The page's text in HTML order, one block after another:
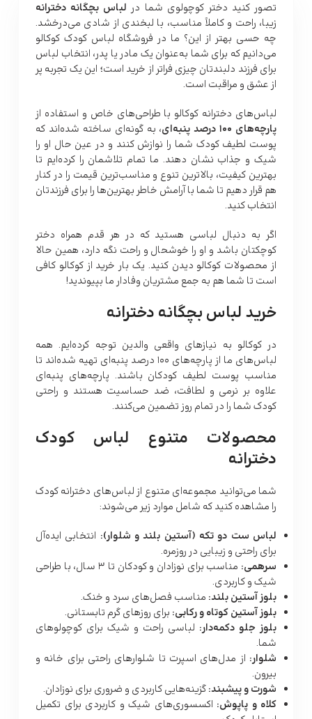
تصور کنید دختر کوچولوی شما در لباس بچگانه دخترانه
زیبا، راحت و کاملاً مناسب، با لبخندی از شادی می‌درخشد.
چه حسی بهتر از این؟ ما در فروشگاه لباس کودک کوکالو
می‌دانیم که برای شما به‌عنوان یک مادر یا پدر، انتخاب لباس
برای فرزند دلبندتان چیزی فراتر از خرید است؛ این یک تجربه پر
از عشق و مراقبت است.
لباس‌های دخترانه کوکالو با طراحی‌های خاص و استفاده از
پارچه‌های 100 درصد پنبه‌ای
، به گونه‌ای ساخته شده‌اند که
پوست لطیف کودک شما را نوازش کنند و در عین حال او را
شیک و جذاب نشان دهند. ما تمام تلاشمان را کرده‌ایم تا
بهترین کیفیت، بالاترین تنوع و مناسب‌ترین قیمت را در کنار
هم قرار دهیم تا شما با آرامش خاطر بهترین‌ها را برای فرزندتان
انتخاب کنید.
اگر به دنبال لباسی هستید که در هر قدم همراه دختر
کوچکتان باشد و او را خوشحال و راحت نگه دارد، همین حالا
از محصولات کوکالو دیدن کنید. یک بار خرید از کوکالو کافی
است تا شما هم به جمع مشتریان وفادار ما بپیوندید!
خرید لباس بچگانه دخترانه
در کوکالو به نیازهای واقعی والدین توجه کرده‌ایم. همه
لباس‌های ما از پارچه‌های 100 درصد پنبه‌ای تهیه شده‌اند تا
مناسب پوست لطیف کودکان باشند. پارچه‌های پنبه‌ای
علاوه بر نرمی و لطافت، ضد حساسیت هستند و راحتی
کودک شما را در تمام روز تضمین می‌کنند.
محصولات متنوع لباس كودک
دخترانه
شما می‌توانید مجموعه‌ای متنوع از لباس‌های دخترانه کودک
را مشاهده کنید که شامل موارد زیر می‌شوند:
لباس ست دو تکه (آستین بلند و شلوار): انتخابی ایده‌آل
برای راحتی و زیبایی در روزمره.
سرهمی:
مناسب برای نوزادان و کودکان تا 3 سال، با طراحی
شیک و کاربردی.
بلوز آستین بلند: مناسب فصل‌های سرد و خنک.
بلوز آستین کوتاه و رکابی: برای روزهای گرم تابستانی.
بلوز جلو دکمه‌دار: لباسی راحت و شیک برای کوچولوهای
شما.
شلوار: از مدل‌های اسپرت تا شلوارهای راحتی برای خانه و
بیرون.
شورت و پیشبند:گزینه‌هایی کاربردی و ضروری برای نوزادان.
کلاه و پاپوش: اکسسوری‌های شیک و کاربردی برای تکمیل